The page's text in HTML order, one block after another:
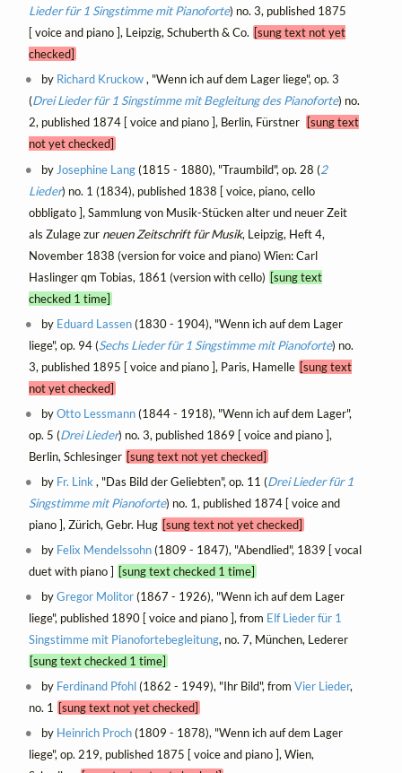
Lieder für 1 Singstimme mit Pianoforte) no. 3, published 1875
[ voice and piano ], Leipzig, Schuberth & Co. [sung text not yet
checked]
by Richard Kruckow, "Wenn ich auf dem Lager liege", op. 3
(Drei Lieder für 1 Singstimme mit Begleitung des Pianoforte) no.
2, published 1874 [ voice and piano ], Berlin, Fürstner
[sung text
not yet checked]
by Josephine Lang(1815 - 1880), "Traumbild", op. 28 (2
Lieder) no. 1 (1834), published 1838 [ voice, piano, cello
obbligato ], Sammlung von Musik-Stücken alter und neuer Zeit
als Zulage zur neuen Zeitschrift für Musik, Leipzig, Heft 4,
November 1838 (version for voice and piano) Wien: Carl
Haslinger qm Tobias, 1861 (version with cello) [sung text
checked 1 time]
by Eduard Lassen(1830 - 1904), "Wenn ich auf dem Lager
liege", op. 94 (Sechs Lieder für 1 Singstimme mit Pianoforte) no.
3, published 1895 [ voice and piano ], Paris, Hamelle [sung text
not yet checked]
byOtto Lessmann(1844 - 1918), "Wenn ich auf dem Lager",
op. 5 (Drei Lieder) no. 3, published 1869 [ voice and piano ],
Berlin, Schlesinger [sung text not yet checked]
by Fr. Link , "Das Bild der Geliebten", op. 11 (Drei Lieder für 1
Singstimme mit Pianoforte) no. 1, published 1874 [ voice and
piano ], Zürich, Gebr. Hug [sung text not yet checked]
by Felix Mendelssohn(1809 - 1847), "Abendlied", 1839 [ vocal
duet with piano ] [sung text checked 1 time]
byGregor Molitor(1867 - 1926), "Wenn ich auf dem Lager
liege", published 1890 [ voice and piano ], from Elf Lieder für 1
Singstimme mit Pianofortebegleitung, no. 7, München, Lederer
[sung text checked 1 time]
by Ferdinand Pfohl(1862 - 1949), "Ihr Bild", fromVier Lieder,
no. 1
[sung text not yet checked]
by Heinrich Proch(1809 - 1878), "Wenn ich auf dem Lager
liege", op. 219, published 1875 [ voice and piano ], Wien,